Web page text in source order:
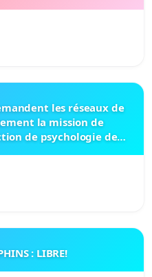
les réseaux de
la mission de
de psychologie de
: LIBRE!